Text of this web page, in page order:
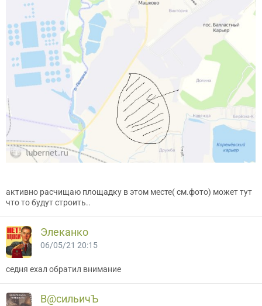
активно расчищаю площадку в этом месте( см.фото) может тут
что то будут строить..
Элеканко
06/05/21 20:15
седня ехал обратил внимание
В@cильичЪ